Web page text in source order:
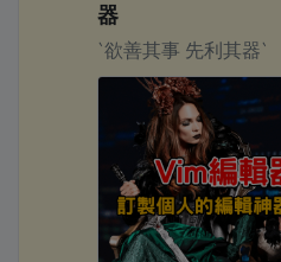
器
`欲善其事 先利其器`